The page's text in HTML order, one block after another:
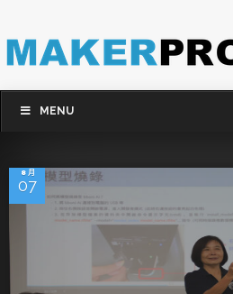
MENU
8 月
07